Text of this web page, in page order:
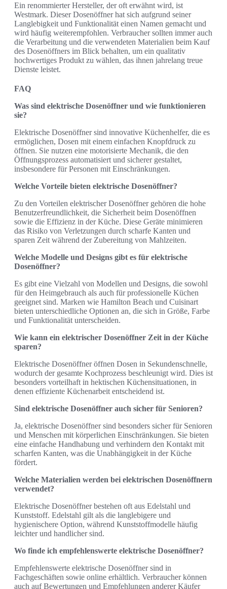
Ein renommierter Hersteller, der oft erwähnt wird, ist
Westmark. Dieser Dosenöffner hat sich aufgrund seiner
Langlebigkeit und Funktionalität einen Namen gemacht und
wird häufig weiterempfohlen. Verbraucher sollten immer auch
die Verarbeitung und die verwendeten Materialien beim Kauf
des Dosenöffners im Blick behalten, um ein qualitativ
hochwertiges Produkt zu wählen, das ihnen jahrelang treue
Dienste leistet.
FAQ
Was sind elektrische Dosenöffner und wie funktionieren
sie?
Elektrische Dosenöffner sind innovative Küchenhelfer, die es
ermöglichen, Dosen mit einem einfachen Knopfdruck zu
öffnen. Sie nutzen eine motorisierte Mechanik, die den
Öffnungsprozess automatisiert und sicherer gestaltet,
insbesondere für Personen mit Einschränkungen.
Welche Vorteile bieten elektrische Dosenöffner?
Zu den Vorteilen elektrischer Dosenöffner gehören die hohe
Benutzerfreundlichkeit, die Sicherheit beim Dosenöffnen
sowie die Effizienz in der Küche. Diese Geräte minimieren
das Risiko von Verletzungen durch scharfe Kanten und
sparen Zeit während der Zubereitung von Mahlzeiten.
Welche Modelle und Designs gibt es für elektrische
Dosenöffner?
Es gibt eine Vielzahl von Modellen und Designs, die sowohl
für den Heimgebrauch als auch für professionelle Küchen
geeignet sind. Marken wie Hamilton Beach und Cuisinart
bieten unterschiedliche Optionen an, die sich in Größe, Farbe
und Funktionalität unterscheiden.
Wie kann ein elektrischer Dosenöffner Zeit in der Küche
sparen?
Elektrische Dosenöffner öffnen Dosen in Sekundenschnelle,
wodurch der gesamte Kochprozess beschleunigt wird. Dies ist
besonders vorteilhaft in hektischen Küchensituationen, in
denen effiziente Küchenarbeit entscheidend ist.
Sind elektrische Dosenöffner auch sicher für Senioren?
Ja, elektrische Dosenöffner sind besonders sicher für Senioren
und Menschen mit körperlichen Einschränkungen. Sie bieten
eine einfache Handhabung und verhindern den Kontakt mit
scharfen Kanten, was die Unabhängigkeit in der Küche
fördert.
Welche Materialien werden bei elektrischen Dosenöffnern
verwendet?
Elektrische Dosenöffner bestehen oft aus Edelstahl und
Kunststoff. Edelstahl gilt als die langlebigere und
hygienischere Option, während Kunststoffmodelle häufig
leichter und handlicher sind.
Wo finde ich empfehlenswerte elektrische Dosenöffner?
Empfehlenswerte elektrische Dosenöffner sind in
Fachgeschäften sowie online erhältlich. Verbraucher können
auch auf Bewertungen und Empfehlungen anderer Käufer